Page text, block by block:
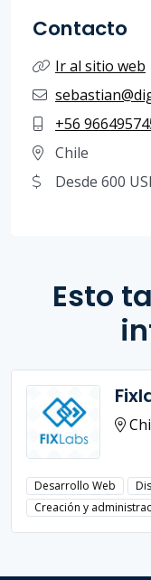
Contacto
Ir al sitio web
+56
Chile
Desde 600
Esto
Desarrollo Web
Creación y